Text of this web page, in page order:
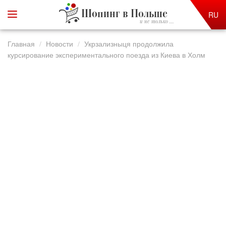
Шопинг в Польше
и не только ...
RU
Главная Новости
Укрзализныця продолжила
курсирование экспериментального поезда из Киева в Холм